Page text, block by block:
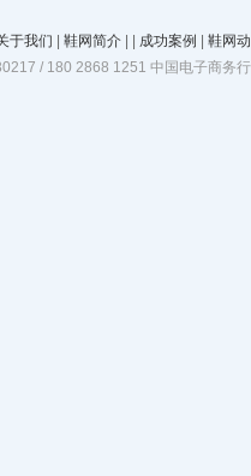
于我们 鞋网简介 成功案例
鞋网
/ 180 2868 1251 中国电子商务